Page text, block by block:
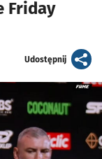
Friday
Udostępnijartykuł